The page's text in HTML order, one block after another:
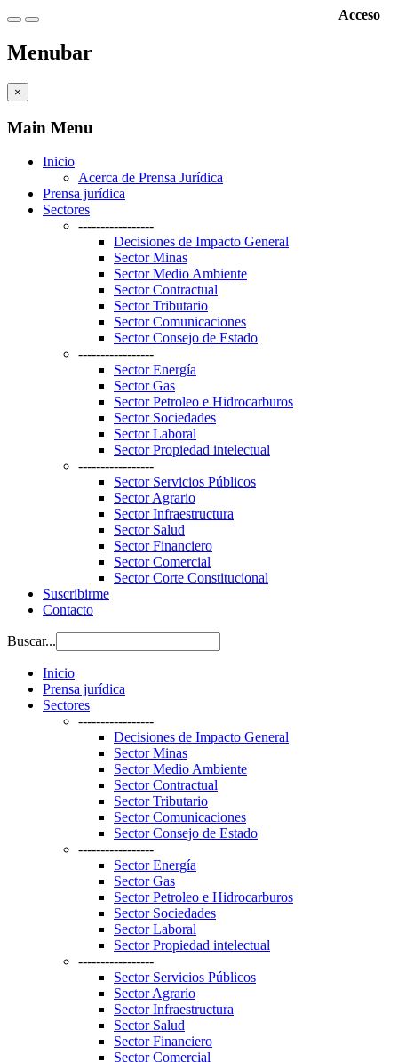
Acceso
Menubar
×
Main Menu
Inicio
Acerca de Prensa Jurídica
Prensa jurídica
Sectores
-----------------
Decisiones de Impacto General
Sector Minas
Sector Medio Ambiente
Sector Contractual
Sector Tributario
Sector Comunicaciones
Sector Consejo de Estado
-----------------
Sector Energía
Sector Gas
Sector Petroleo e Hidrocarburos
Sector Sociedades
Sector Laboral
Sector Propiedad intelectual
-----------------
Sector Servicios Públicos
Sector Agrario
Sector Infraestructura
Sector Salud
Sector Financiero
Sector Comercial
Sector Corte Constitucional
Suscribirme
Contacto
Buscar...
Inicio
Prensa jurídica
Sectores
-----------------
Decisiones de Impacto General
Sector Minas
Sector Medio Ambiente
Sector Contractual
Sector Tributario
Sector Comunicaciones
Sector Consejo de Estado
-----------------
Sector Energía
Sector Gas
Sector Petroleo e Hidrocarburos
Sector Sociedades
Sector Laboral
Sector Propiedad intelectual
-----------------
Sector Servicios Públicos
Sector Agrario
Sector Infraestructura
Sector Salud
Sector Financiero
Sector Comercial